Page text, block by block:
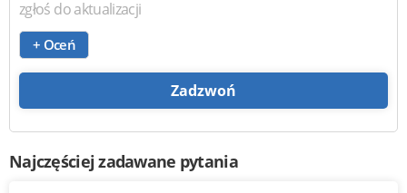
zgłoś do aktualizacji
+ Oceń
Zadzwoń
Najczęściej zadawane pytania